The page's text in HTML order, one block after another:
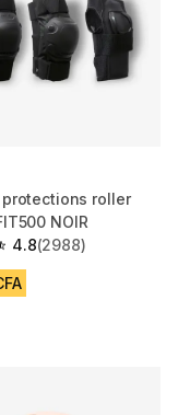
protections roller
NOIR
4.8
5 stars from 2988
(2988)